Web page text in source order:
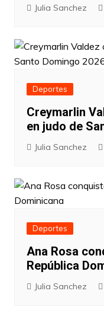
Julia Sanchez
Deportes
Creymarlin
en judo de
Julia Sanchez
Deportes
Ana Rosa
República
Julia Sanchez